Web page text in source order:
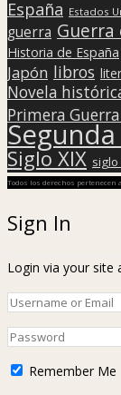
España Estados
guerra Guerra
Historia de España
Japón libros
Novela
Primera
Siglo XIX siglo
Todos los derechos
Sign In
Login via your site
Remember Me